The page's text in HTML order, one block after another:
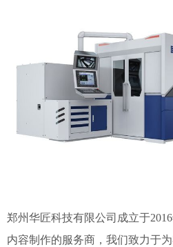
郑州华匠科技有限公司成立于
内容制作的服务商，我们致力于